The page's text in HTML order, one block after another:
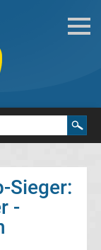
Sieger:
-